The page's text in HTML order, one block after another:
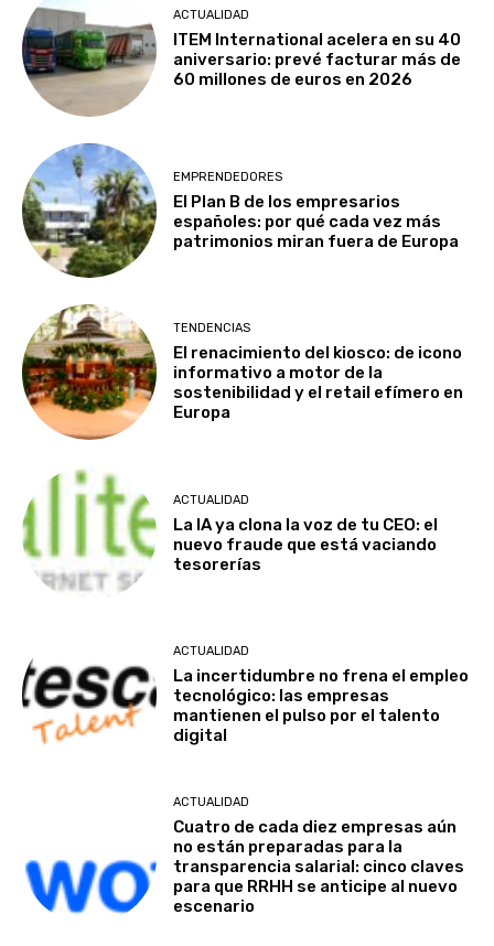
ACTUALIDAD
ITEM International acelera en su 40
aniversario: prevé facturar más de
60 millones de euros en 2026
EMPRENDEDORES
El Plan B de los empresarios
españoles: por qué cada vez más
patrimonios miran fuera de Europa
TENDENCIAS
El renacimiento del kiosco: de icono
informativo a motor de la
sostenibilidad y el retail efímero en
Europa
ACTUALIDAD
La IA ya clona la voz de tu CEO: el
nuevo fraude que está vaciando
tesorerías
ACTUALIDAD
La incertidumbre no frena el empleo
tecnológico: las empresas
mantienen el pulso por el talento
digital
ACTUALIDAD
Cuatro de cada diez empresas aún
no están preparadas para la
transparencia salarial: cinco claves
para que RRHH se anticipe al nuevo
escenario